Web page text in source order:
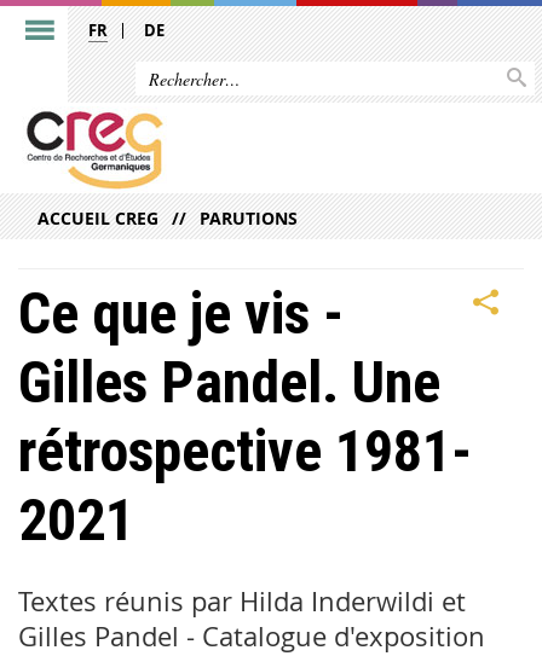
FR DE
ACCUEIL CREG PARUTIONS
Ce que je vis -
Gilles Pandel. Une
rétrospective 1981-
2021
Textes réunis par Hilda Inderwildi et
Gilles Pandel - Catalogue d'exposition